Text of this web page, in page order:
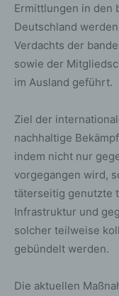
Ermittlungen in den
Deutschland
Verdachts der
sowie der
im Ausland geführt.
Ziel der
nachhaltige
indem nicht nur
vorgegangen wird,
täterseitig genutzte
Infrastruktur und
solcher teilweise
gebündelt werden.
Die aktuellen